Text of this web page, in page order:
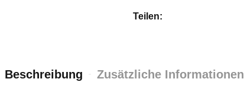
Teilen:
Beschreibung Zusätzliche Informationen